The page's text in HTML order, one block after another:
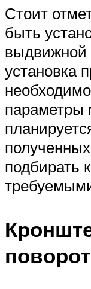
Стоит
быть
выдвижной
установка
параметры
подбирать